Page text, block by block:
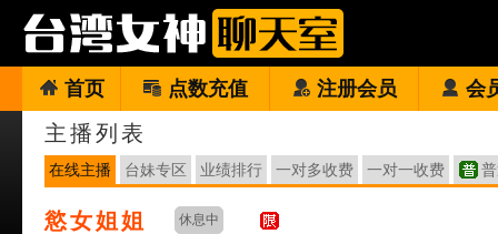
首页 点数充值 注册会员 会
主播列表
在线主播 台妹专区 业绩排行 一对多收费 一对一收费
慾女姐姐 休息中